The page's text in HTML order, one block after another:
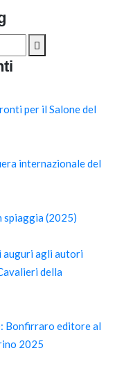
per il Salone del
internazionale del
spiaggia (2025)
auguri agli autori
della
Bonfirraro editore al
2025